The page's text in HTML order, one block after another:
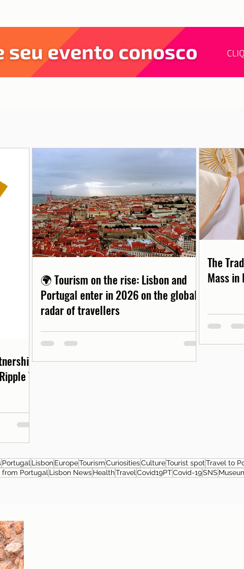
T-
🌍 Tourism on the rise: Lisbon and
Portugal enter in 2026 on the global
radar of travellers
The
Mass
Portugal LisbonEuropeTourismCuriositiesCultureTourist spotTravel to
from Portugal Lisbon NewsHealthTravel Covid19PTCovid-19SNS